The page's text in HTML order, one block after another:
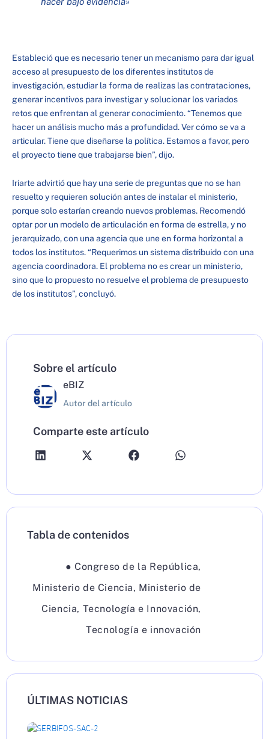
Estableció que es necesario tener un mecanismo para dar igual
acceso al presupuesto de los diferentes institutos de
investigación, estudiar la forma de realizas las contrataciones,
generar incentivos para investigar y solucionar los variados
retos que enfrentan al generar conocimiento. “Tenemos que
hacer un análisis mucho más a profundidad. Ver cómo se va a
articular. Tiene que diseñarse la política. Estamos a favor, pero
el proyecto tiene que trabajarse bien”, dijo.
Iriarte advirtió que hay una serie de preguntas que no se han
resuelto y requieren solución antes de instalar el ministerio,
porque solo estarían creando nuevos problemas. Recomendó
optar por un modelo de articulación en forma de estrella, y no
jerarquizado, con una agencia que une en forma horizontal a
todos los institutos. “Requerimos un sistema distribuido con una
agencia coordinadora. El problema no es crear un ministerio,
sino que lo propuesto no resuelve el problema de presupuesto
de los institutos”, concluyó.
Sobre el artículo
eBIZ
Autor del artículo
Comparte este artículo
Tabla de contenidos
● Congreso de la República,
Ministerio de Ciencia, Ministerio de
Ciencia, Tecnología e Innovación,
Tecnología e innovación
ÚLTIMAS NOTICIAS